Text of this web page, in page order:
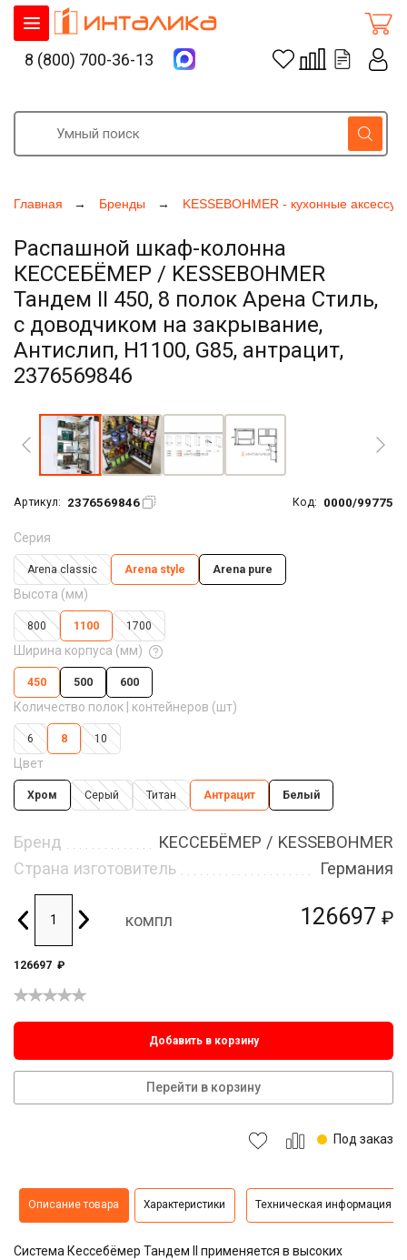
Главная Бренды KESSEBOHMER - кухонные
Распашной шкаф-колонна
КЕССЕБЁМЕР / KESSEBOHMER
Тандем II 450, 8 полок Арена Стиль,
с доводчиком на закрывание,
Антислип, H1100, G85, антрацит,
2376569846
Артикул: 2376569846 Код: 0000/99775
126697 ₽
Серия
Arena classic Arena style Arena pure
Высота (мм)
800 1100 1700
Ширина корпуса (мм)
450 500 600
Количество полок | контейнеров (шт)
6 8 10
Цвет
Хром Серый Титан Антрацит Белый
Бренд
КЕССЕБЁМЕР / KESSEBOHMER
Страна изготовитель
Германия
компл
126697 ₽
Добавить в корзину
Перейти в корзину
Под заказ
Описание товара Характеристики Техническая информация
Система Кессебёмер Тандем II применяется в высоких
8 (800) 700-36-13